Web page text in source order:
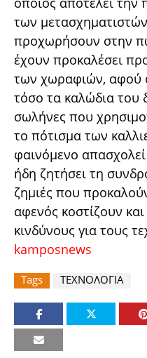
των
προχωρήσουν στην
έχουν προκαλέσει
των χωραφιών, αφού
τόσο τα καλώδια του
σωλήνες που
το πότισμα των
φαινόμενο
ήδη ζητήσει τη
ζημιές που
αφενός κοστίζουν
κινδύνους για τους
kamposnews
Tags ΤΕΧΝΟΛΟΓΙΑ